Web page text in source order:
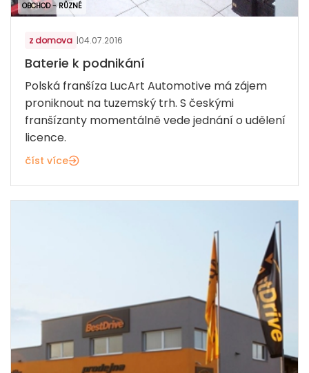
OBCHOD - RŮZNÉ
z domova |04.07.2016
Baterie k podnikání
Polská franšíza LucArt Automotive má zájem
proniknout na tuzemský trh. S českými
franšízanty momentálně vede jednání o udělení
licence.
číst více